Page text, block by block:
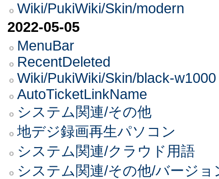
Wiki/PukiWiki/Skin/modern
2022-05-05
MenuBar
RecentDeleted
Wiki/PukiWiki/Skin/black-w1000
AutoTicketLinkName
システム関連/その他
地デジ録画再生パソコン
システム関連/クラウド用語
システム関連/その他/バージョ